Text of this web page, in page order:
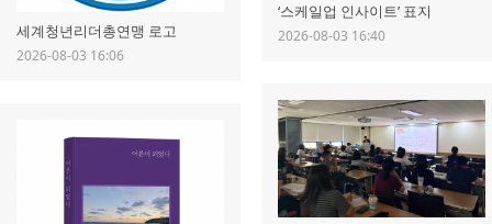
‘스케일업 인사이트’ 표지
2026-08-03 16:40
세계청년리더총연맹 로고
2026-08-03 16:06